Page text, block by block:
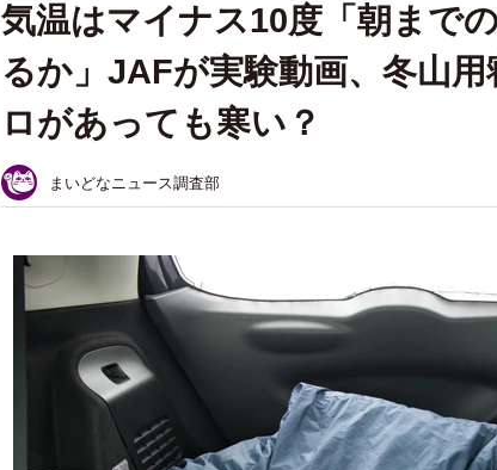
気温はマイナス10度「朝まで
るか」JAFが実験動画、冬山用
ロがあっても寒い？
まいどなニュース調査部